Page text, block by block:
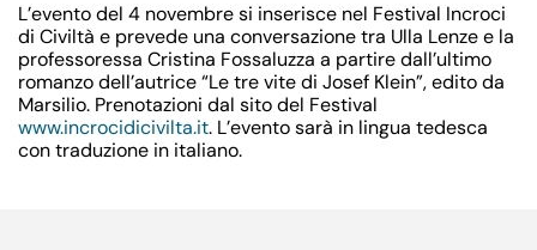
L’evento del 4 novembre si inserisce nel Festival Incroci
di Civiltà e prevede una conversazione tra Ulla Lenze e la
professoressa Cristina Fossaluzza a partire dall’ultimo
romanzo dell’autrice “Le tre vite di Josef Klein”, edito da
Marsilio. Prenotazioni dal sito del Festival
www.incrocidicivilta.it. L’evento sarà in lingua tedesca
con traduzione in italiano.